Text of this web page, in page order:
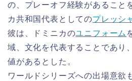
の、プレーオフ経験があること
カ共和国代表としてのプレッシ
彼は、ドミニカのユニフォーム
域、文化を代表することであり
値があるとした。
ワールドシリーズへの出場意欲